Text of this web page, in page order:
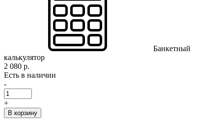
Банкетный
калькулятор
2 080 р.
Есть в наличии
-
+
В корзину